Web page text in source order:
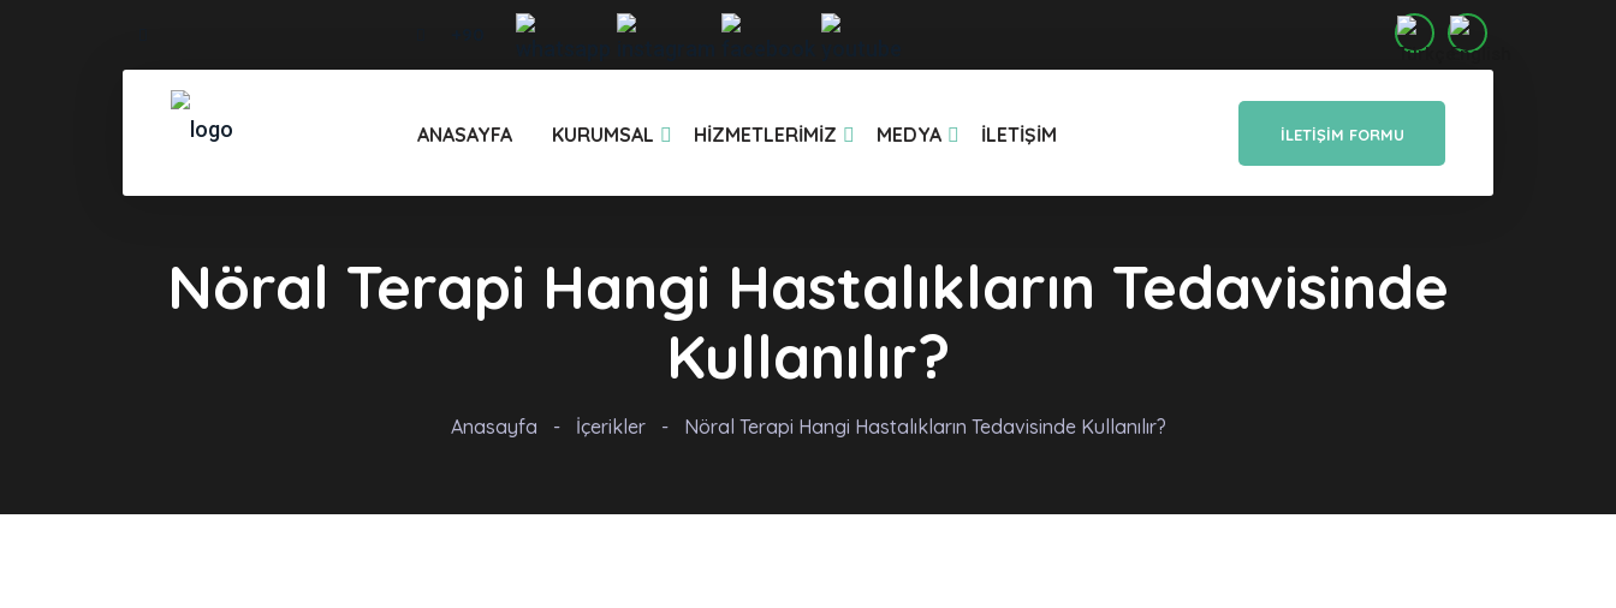
info@drmehmetozkent.com
232 487
ANASAYFA KURUMSAL HIZMETLERIMIZ MEDYA İLETIŞIM İLETIŞIM FORMU
Nöral Terapi Hangi Hastalıkların Tedavisinde
Kullanılır?
Anasayfa - İçerikler - Nöral Terapi Hangi Hastalıkların Tedavisinde Kullanılır?